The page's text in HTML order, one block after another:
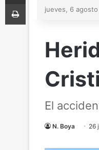
jueves, 6
El
N. Boya 26